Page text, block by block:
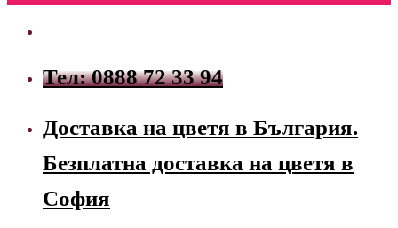
Тел: 0888 72 33 94
Доставка на цветя в България.
Безплатна доставка на цветя в
София